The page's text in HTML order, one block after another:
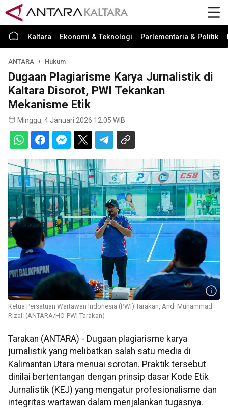
Kaltara Ekonomi & Teknologi Parlementaria & Politik
ANTARA Hukum
Dugaan Plagiarisme Karya Jurnalistik di
Kaltara Disorot, PWI Tekankan
Mekanisme Etik
Minggu, 4 Januari 2026 12:05 WIB
Ketua Persatuan Wartawan Indonesia (PWI) Tarakan, Andi Muhammad
Rizal. (ANTARA/HO-PWI Tarakan)
Tarakan (ANTARA) - Dugaan plagiarisme karya
jurnalistik yang melibatkan salah satu media di
Kalimantan Utara menuai sorotan. Praktik tersebut
dinilai bertentangan dengan prinsip dasar Kode Etik
Jurnalistik (KEJ) yang mengatur profesionalisme dan
integritas wartawan dalam menjalankan tugasnya.